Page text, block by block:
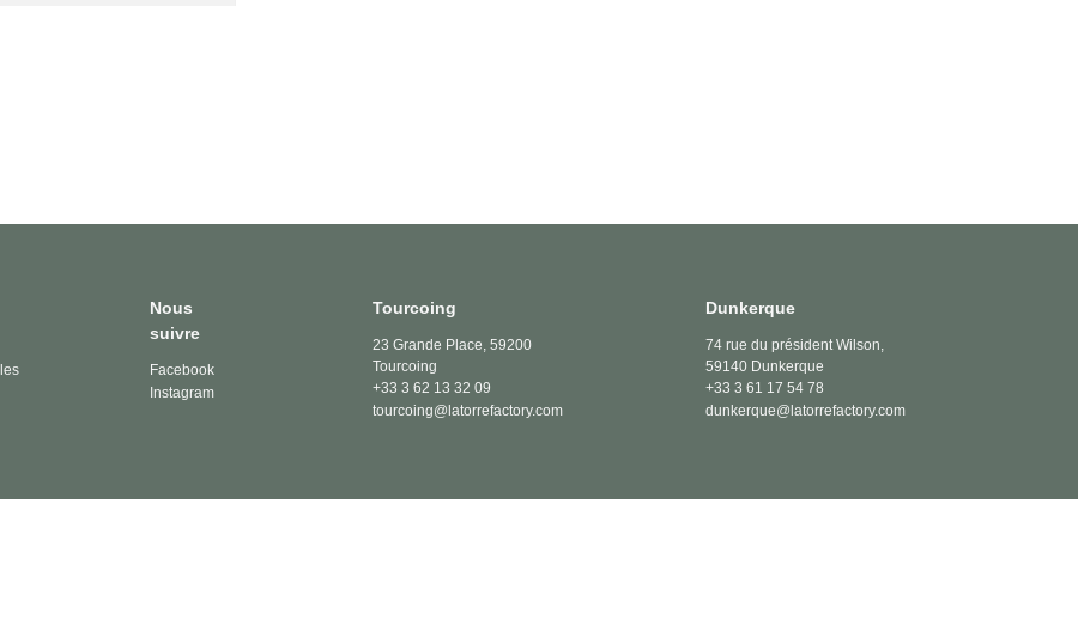
Nous
suivre
Facebook
Instagram
Tourcoing
23 Grande Place, 59200
Tourcoing
+33 3 62 13 32 09
tourcoing@latorrefactory.com
Dunkerque
74 rue du président Wilson,
59140 Dunkerque
+33 3 61 17 54 78
dunkerque@latorrefactory.com